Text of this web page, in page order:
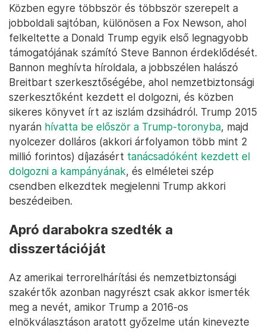
Közben egyre többször és többször szerepelt a
jobboldali sajtóban, különösen a Fox Newson, ahol
felkeltette a Donald Trump egyik első legnagyobb
támogatójának számító Steve Bannon érdeklődését.
Bannon meghívta híroldala, a jobbszélen halászó
Breitbart szerkesztőségébe, ahol nemzetbiztonsági
szerkesztőként kezdett el dolgozni, és közben
sikeres könyvet írt az iszlám dzsihádról. Trump 2015
nyarán hívatta be először a Trump-toronyba, majd
nyolcezer dolláros (akkori árfolyamon több mint 2
millió forintos) díjazásért tanácsadóként kezdett el
dolgozni a kampányának, és elméletei szép
csendben elkezdtek megjelenni Trump akkori
beszédeiben.
Apró darabokra szedték a
disszertációját
Az amerikai terrorelhárítási és nemzetbiztonsági
szakértők azonban nagyrészt csak akkor ismerték
meg a nevét, amikor Trump a 2016-os
elnökválasztáson aratott győzelme után kinevezte